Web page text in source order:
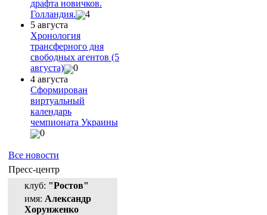
драфта новичков.
Голландия.
4
5 августа
Хронология
трансферного дня
свободных агентов (5
августа)
0
4 августа
Сформирован
виртуальный
календарь
чемпионата Украины
0
Все новости
Пресс-центр
клуб: "Ростов"
имя: Александр
Хорунженко